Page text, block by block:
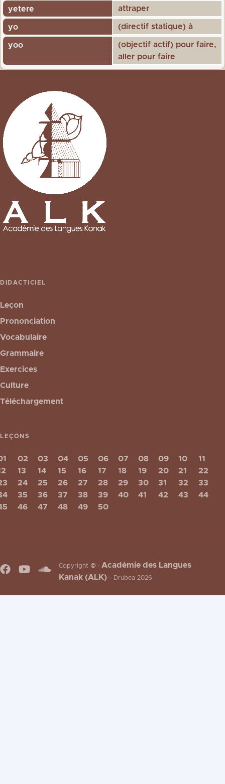
yetere attraper
yo (directif statique) à
yoo
(objectif actif) pour faire,
aller pour faire
DIDACTICIEL
Leçon
Prononciation
Vocabulaire
Grammaire
Exercices
Culture
Téléchargement
LEÇONS
02 03 04 05 06 07 08 09 10
11
13 14 15 16 17 18 19 20 21
22
24 25 26 27 28 29 30 31 32
33
35 36 37 38 39 40 41 42 43
44
46 47 48 49 50
Copyright © ·Académie des Langues
Kanak (ALK) - Drubea 2026